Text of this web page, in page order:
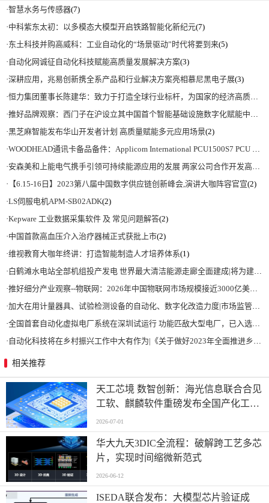
·智慧水务与传感器(7)
·中科紫东太初：以多模态大模型开启铁路智能化新纪元(7)
·东土科技并购高威科：工业自动化的“场景驱动”时代将要到来(5)
· 自动化网诚征自动化科技赋能高质量发展解决方案(3)
·深耕应用，兆易创新携全系产品和行业解决方案亮相慕尼黑电子展(3)
·恒力集团董事长陈建华：致力于打造全球行业标杆，为国家的经济高质量发展贡献更大力量|上海电气集团党委书记、董事长吴磊来访
·推好品牌观察：西门子在沪设立其中国首个智能基础设施数字化赋能中心
·黑芝麻智能发布华山开发者计划 高质量赋能多元应用场景(2)
·WOODHEAD通讯卡备品备件：Applicom International PCU1500S7 PCU 1500 S7 V4.5.0
·安森美和上能电气携手引领可持续能源应用的发展 两家公司合作开发高性能储能和太阳能组串式逆变器方案 以实现可持续的未来
· 【6.15-16日】2023第八届中国数字供应链创新峰会,演讲大咖阵容官宣(2)
·LS伺服电机APM-SB02ADK(2)
·Kepware 工业数据采集软件 及 常见问题解答(2)
·中国首款高血压介入治疗器械正式获批上市(2)
·维视教育大咖年终讲：打造智能制造人才培养体系(1)
·白鹤滩水电站全部机组投产发电 世界最大清洁能源走廊全面建成|将为建设新型能源体系、保障国家能源安全、实现“双碳”目标提供有力支撑
·推好细分产业观察--物联网：2026年中国物联网市场规模接近3000亿美元 智慧工厂、智慧城市、智慧电网等将占60%以上
·加大在用计量器具、试验检测设备的自动化、数字化改造力度|市场监管总局 工业和信息化部 关于促进企业计量能力提升的指导意见
·全国首套自动化虚拟电厂系统在深圳试运行 功能匹敌大型电厂，已入选国际典型案例
· 自动化科技将在乡村振兴工作中大有作为|《关于做好2023年全面推进乡村振兴重点工作的意见》发布
相关推荐
天工芯境 数智创新：海光信息联合合见
工软、麒麟软件重磅发布全国产化工业
设计一体机方案
2026-07-01
华大九天3DIC全流程：破解跨工艺多芯
片，实现时间缩微新范式
2026-06-12
ISEDA联合发布：大模型芯片验证成